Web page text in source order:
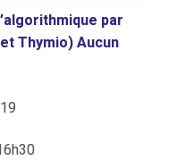
par
Thymio) Aucun